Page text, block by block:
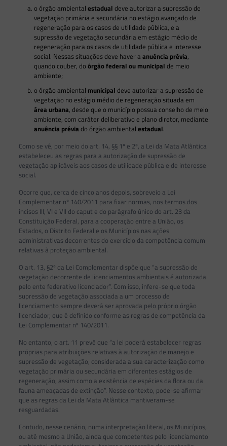
o órgão ambiental estadual deve autorizar a supressão de
vegetação primária e secundária no estágio avançado de
regeneração para os casos de utilidade pública, e a
supressão de vegetação secundária em estágio médio de
regeneração para os casos de utilidade pública e interesse
social. Nessas situações deve haver a anuência prévia,
quando couber, do órgão federal ou municipal de meio
ambiente;
o órgão ambiental municipal deve autorizar a supressão de
vegetação no estágio médio de regeneração situada em
área urbana, desde que o município possua conselho de meio
ambiente, com caráter deliberativo e plano diretor, mediante
anuência prévia do órgão ambiental estadual.
Como se vê, por meio do art. 14, §§ 1º e 2º, a Lei da Mata Atlântica
estabeleceu as regras para a autorização de supressão de
vegetação aplicáveis aos casos de utilidade pública e de interesse
social.
Ocorre que, cerca de cinco anos depois, sobreveio a Lei
Complementar nº 140/2011 para fixar normas, nos termos dos
incisos III, VI e VII do caput e do parágrafo único do art. 23 da
Constituição Federal, para a cooperação entre a União, os
Estados, o Distrito Federal e os Municípios nas ações
administrativas decorrentes do exercício da competência comum
relativas à proteção ambiental.
O art. 13, §2º da Lei Complementar dispõe que “a supressão de
vegetação decorrente de licenciamentos ambientais é autorizada
pelo ente federativo licenciador”. Com isso, infere-se que toda
supressão de vegetação associada a um processo de
licenciamento sempre deverá ser aprovada pelo próprio órgão
licenciador, que é definido conforme as regras de competência da
Lei Complementar nº 140/2011.
No entanto, o art. 11 prevê que “a lei poderá estabelecer regras
próprias para atribuições relativas à autorização de manejo e
supressão de vegetação, considerada a sua caracterização como
vegetação primária ou secundária em diferentes estágios de
regeneração, assim como a existência de espécies da flora ou da
fauna ameaçadas de extinção”. Nesse contexto, pode-se afirmar
que as regras da Lei da Mata Atlântica mantiveram-se
resguardadas.
Contudo, nesse cenário, numa interpretação literal, os Municípios,
ou até mesmo a União, ainda que competentes pelo licenciamento